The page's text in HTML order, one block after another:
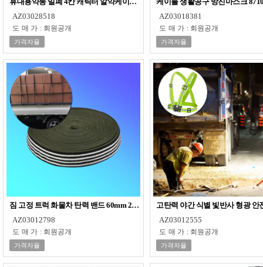
AZ03028518
도매가 : 회원공개
가격자율
AZ03018381
도매가 : 회원공개
가격자율
짐 고정 트럭 화물차 탄력 밴드 60mm 20m
AZ03012798
도매가 : 회원공개
가격자율
고탄력 야간 식별 빛반사 형광 안
AZ03012555
도매가 : 회원공개
가격자율